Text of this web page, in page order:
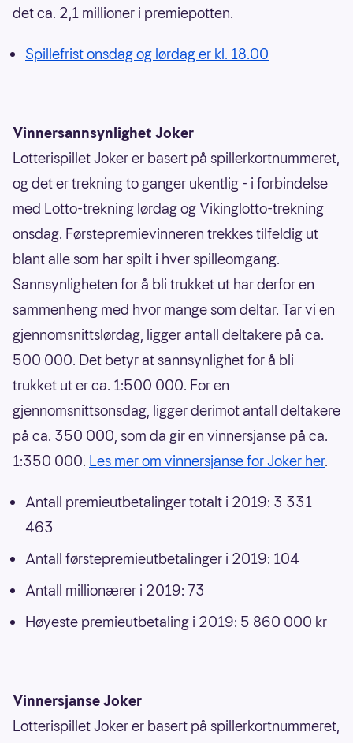
det ca. 2,1 millioner i premiepotten.
Spillefrist onsdag og lørdag er kl. 18.00
Vinnersannsynlighet Joker
Lotterispillet Joker er basert på spillerkortnummeret,
og det er trekning to ganger ukentlig - i forbindelse
med Lotto-trekning lørdag og Vikinglotto-trekning
onsdag. Førstepremievinneren trekkes tilfeldig ut
blant alle som har spilt i hver spilleomgang.
Sannsynligheten for å bli trukket ut har derfor en
sammenheng med hvor mange som deltar. Tar vi en
gjennomsnittslørdag, ligger antall deltakere på ca.
500 000. Det betyr at sannsynlighet for å bli
trukket ut er ca. 1:500 000. For en
gjennomsnittsonsdag, ligger derimot antall deltakere
på ca. 350 000, som da gir en vinnersjanse på ca.
1:350 000. Les mer om vinnersjanse for Joker her.
Antall premieutbetalinger totalt i 2019: 3 331
463
Antall førstepremieutbetalinger i 2019: 104
Antall millionærer i 2019: 73
Høyeste premieutbetaling i 2019: 5 860 000 kr
Vinnersjanse Joker
Lotterispillet Joker er basert på spillerkortnummeret,